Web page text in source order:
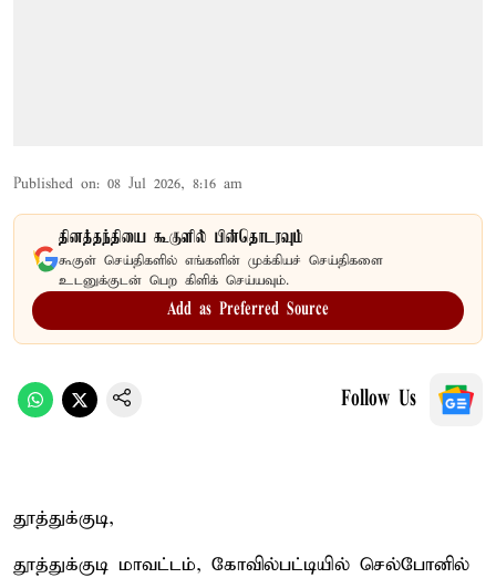
Published on: 08 Jul 2026, 8:16 am
தினத்தந்தியை கூகுளில் பின்தொடரவும்
கூகுள் செய்திகளில் எங்களின் முக்கியச் செய்திகளை
உடனுக்குடன் பெற கிளிக் செய்யவும்.
Add as Preferred Source
Follow Us
தூத்துக்குடி,
தூத்துக்குடி மாவட்டம், கோவில்பட்டியில் செல்போனில்